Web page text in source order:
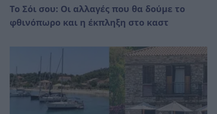
Το Σόι σου: Οι αλλαγές που θα δούμε το
φθινόπωρο και η έκπληξη στο καστ